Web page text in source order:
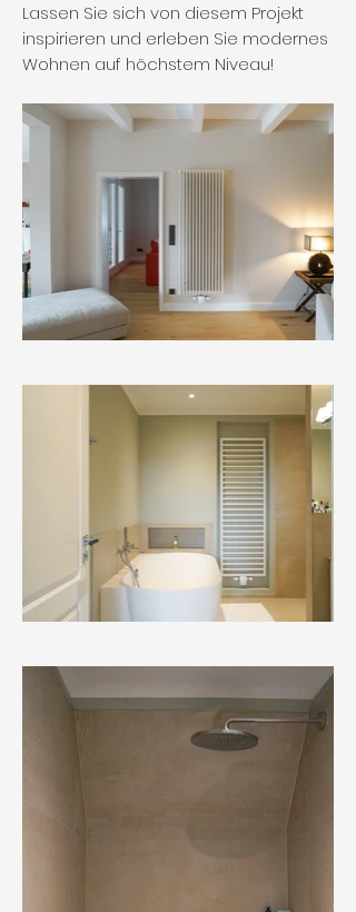
Lassen Sie sich von diesem Projekt
inspirieren und erleben Sie modernes
Wohnen auf höchstem Niveau!